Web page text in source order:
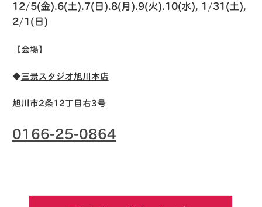
12/5(金).6(土).7(日).8(月).9(火).10(水), 1/31(土),
2/1(日)
【会場】
◆三景スタジオ旭川本店
旭川市2条12丁目右3号
0166-25-0864